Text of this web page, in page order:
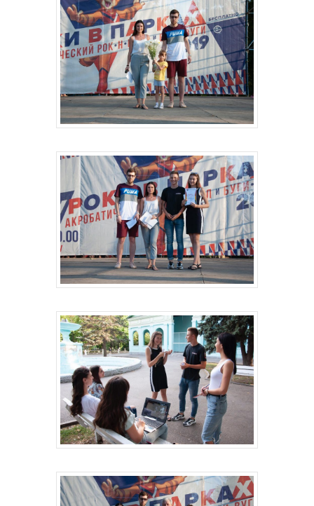
Главная
Депутаты
История
Документация
Структура
Контакты